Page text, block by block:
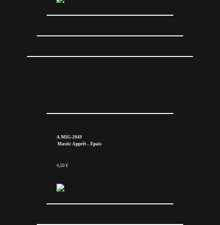
A.MIG-2049
Mastic Apprêt – Epais
4,50 €